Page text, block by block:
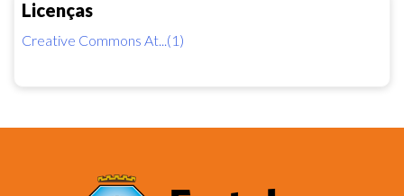
Licenças
Creative Commons At...(1)